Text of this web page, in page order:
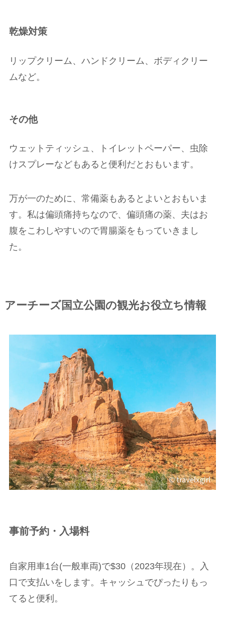
乾燥対策
リップクリーム、ハンドクリーム、ボディクリー
ムなど。
その他
ウェットティッシュ、トイレットペーパー、虫除
けスプレーなどもあると便利だとおもいます。
万が一のために、常備薬もあるとよいとおもいま
す。私は偏頭痛持ちなので、偏頭痛の薬、夫はお
腹をこわしやすいので胃腸薬をもっていきまし
た。
アーチーズ国立公園の観光お役立ち情報
事前予約・入場料
自家用車1台(一般車両)で$30（2023年現在）。入
口で支払いをします。キャッシュでぴったりもっ
てると便利。